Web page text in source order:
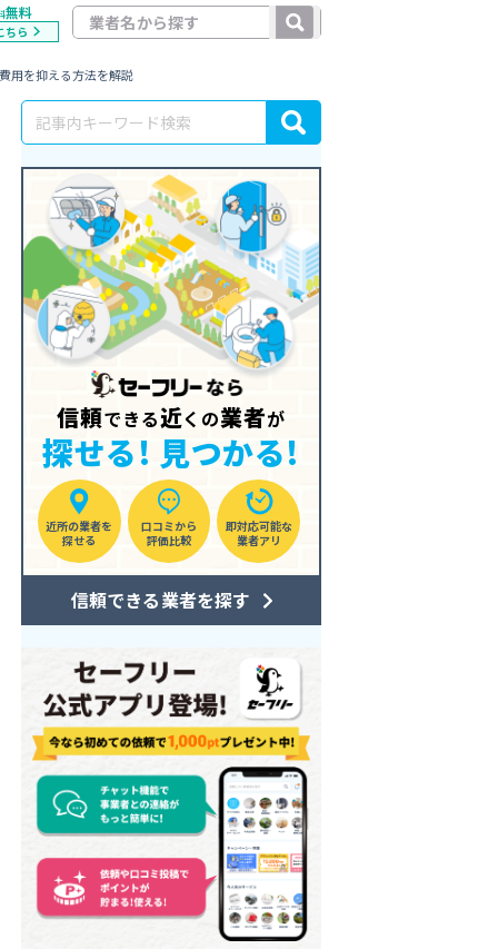
無料
ちら
用を抑える方法を解説
信頼できる近くの業者が
探せる! 見つかる!
近所の業者を
探せる
口コミから
評価比較
即対応可能な
業者アリ
信頼できる業者を探す